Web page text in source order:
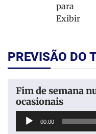
para
Exibir
PREVISÃO DO
Fim de semana
ocasionais
Tocador
00:00